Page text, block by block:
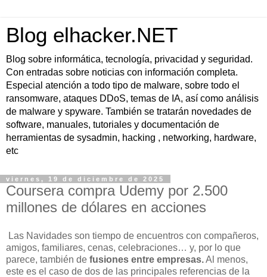
Blog elhacker.NET
Blog sobre informática, tecnología, privacidad y seguridad.
Con entradas sobre noticias con información completa.
Especial atención a todo tipo de malware, sobre todo el
ransomware, ataques DDoS, temas de IA, así como análisis
de malware y spyware. También se tratarán novedades de
software, manuales, tutoriales y documentación de
herramientas de sysadmin, hacking , networking, hardware,
etc
viernes, 19 de diciembre de 2025
Coursera compra Udemy por 2.500
millones de dólares en acciones
Las Navidades son tiempo de encuentros con compañeros,
amigos, familiares, cenas, celebraciones… y, por lo que
parece, también de fusiones entre empresas.Al menos,
este es el caso de dos de las principales referencias de la